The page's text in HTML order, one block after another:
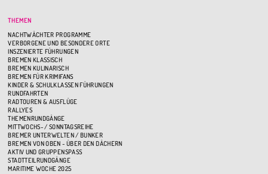
THEMEN
NACHTWÄCHTER PROGRAMME
VERBORGENE UND BESONDERE ORTE
INSZENIERTE FÜHRUNGEN
BREMEN KLASSISCH
BREMEN KULINARISCH
BREMEN FÜR KRIMIFANS
KINDER & SCHULKLASSEN FÜHRUNGEN
RUNDFAHRTEN
RADTOUREN & AUSFLÜGE
RALLYES
THEMENRUNDGÄNGE
MITTWOCHS- / SONNTAGSREIHE
BREMER UNTERWELTEN / BUNKER
BREMEN VON OBEN - ÜBER DEN DÄCHERN
AKTIV UND GRUPPENSPASS
STADTTEILRUNDGÄNGE
MARITIME WOCHE 2025